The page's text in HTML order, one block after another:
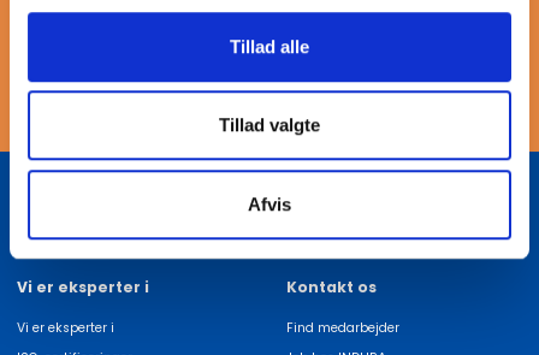
Tillad alle
Tillad valgte
Afvis
adgang til pålidelige løsninger til dine projekter.
Vi er eksperter i
Vi er eksperter i
Kontakt os
Find medarbejder